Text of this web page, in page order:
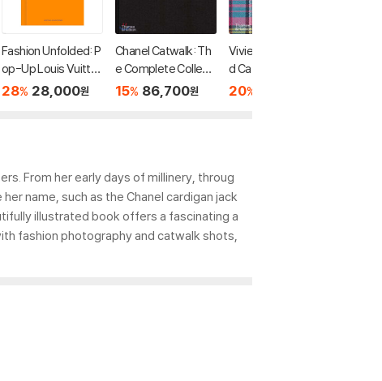
Fashion Unfolded: P
op-Up Louis Vuitto
n
28% 28,000원
Chanel Catwalk: Th
e Complete Collecti
ons
15% 86,700원
Vivienne Westwoo
d Catwalk
20%
From her early days of millinery, throug
name, such as the Chanel cardigan jack
illustrated book offers a fascinating a
fashion photography and catwalk shots,